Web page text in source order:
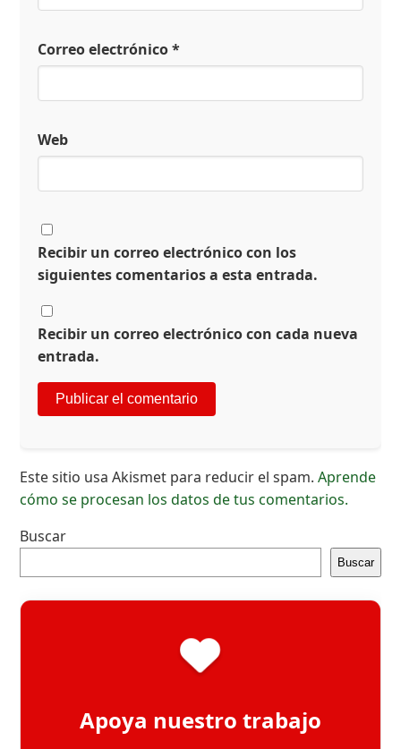
Correo electrónico*
Web
Recibir un correo electrónico con los
siguientes comentarios a esta entrada.
Recibir un correo electrónico con cada nueva
entrada.
Este sitio usa Akismet para reducir el spam.Aprende
cómo se procesan los datos de tus comentarios.
Buscar
Buscar
Apoya nuestro trabajo